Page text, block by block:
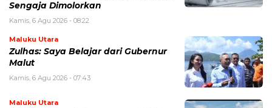
Sengaja Dimolorkan
Kamis, 6 Agu 2026 - 08:22
Maluku Utara
Zulhas: Saya Belajar dari Gubernur
Malut
Kamis, 6 Agu 2026 - 07:43
Maluku Utara